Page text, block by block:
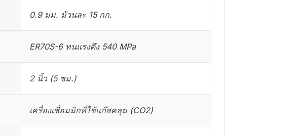
0.9 มม. ม้วนละ 15 กก.
ER70S-6 ทนแรงดึง 540 MPa
2 นิ้ว (5 ซม.)
เครื่องเชื่อมมิกที่ใช้แก๊สคลุม (CO2)